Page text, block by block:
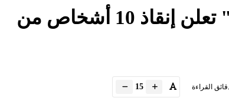
السودان: "الدعم السريع" تعلن إنقاذ 10 أشخاص من
القراءة 15